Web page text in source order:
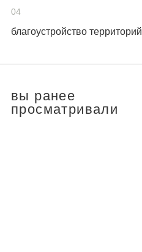
04
благоустройство территорий
вы ранее
просматривали